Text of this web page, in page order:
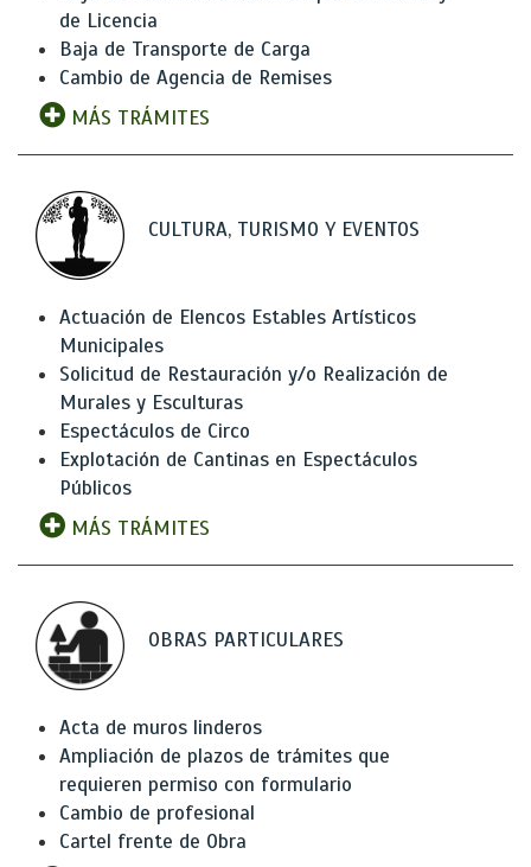
de Licencia
Baja de Transporte de Carga
Cambio de Agencia de Remises
MÁS TRÁMITES
CULTURA, TURISMO Y EVENTOS
Actuación de Elencos Estables Artísticos
Municipales
Solicitud de Restauración y/o Realización de
Murales y Esculturas
Espectáculos de Circo
Explotación de Cantinas en Espectáculos
Públicos
MÁS TRÁMITES
OBRAS PARTICULARES
Acta de muros linderos
Ampliación de plazos de trámites que
requieren permiso con formulario
Cambio de profesional
Cartel frente de Obra